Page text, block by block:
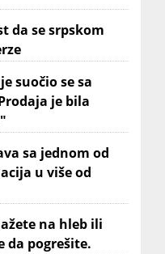
da se srpskom
suočio se sa
je bila
sa jednom od
u više od
na hleb ili
da pogrešite.